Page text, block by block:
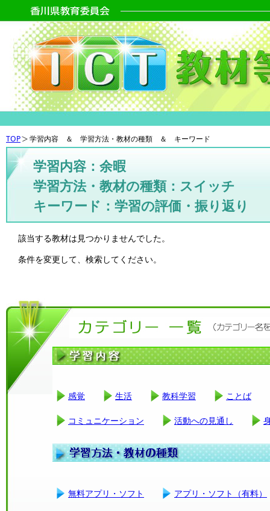
TOP 学習内容 ＆ 学習方法・教材の種類 ＆ キーワード
学習内容：余暇
学習方法・教材の種類：スイッチ
キーワード：学習の評価・振り返り
該当する教材は見つかりませんでした。
条件を変更して、検索してください。
感覚 生活 教科学習 ことば
コミュニケーション 活動への見通し
無料アプリ・ソフト アプリ・ソフト（有料）